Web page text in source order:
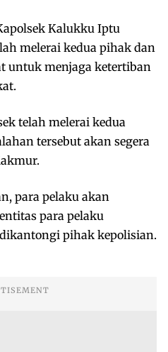
Kalukku Iptu
melerai kedua pihak dan
untuk menjaga ketertiban
telah melerai kedua
tersebut akan segera
para pelaku akan
para pelaku
pihak kepolisian.